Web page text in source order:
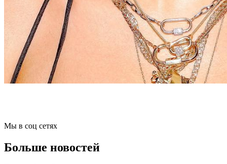
Мы в соц сетях
Больше новостей